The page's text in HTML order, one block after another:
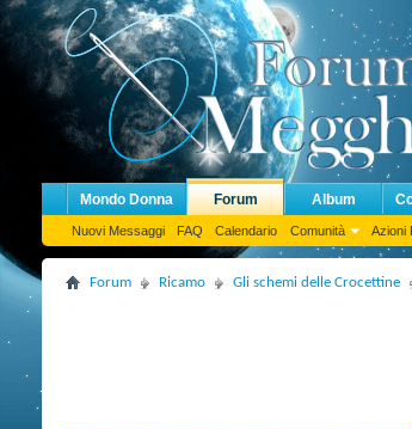
Mondo Donna Forum
Nuovi Messaggi FAQ Calendario Comunità Azioni
Album
Forum Ricamo Gli schemi delle Crocettine